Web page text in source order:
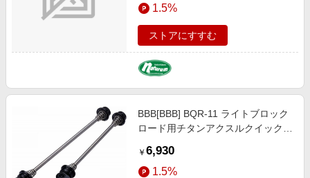
ラック
1.5%
ストアにすすむ
BBB[BBB] BQR-11 ライトブロック
ロード用チタンアクスルクイックリ
ール／ハブ／リム
￥ 6,930
1.5%